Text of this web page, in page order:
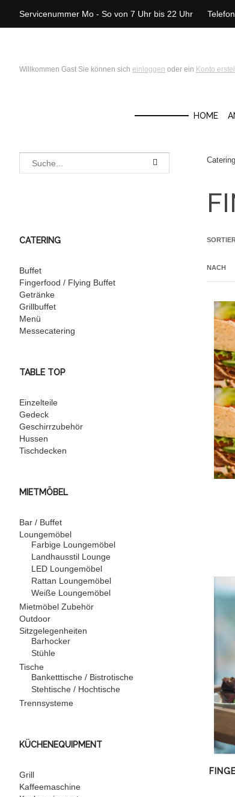
Servicenummer Mo - So von 7 Uhr bis 22 Uhr
Willkommen Gast Sie können sich einloggen oder ein Konto
HOME
Catering
NACH
CATERING
Buffet
Fingerfood / Flying Buffet
Getränke
Grillbuffet
Menü
Messecatering
TABLE TOP
Einzelteile
Gedeck
Geschirrzubehör
Hussen
Tischdecken
MIETMÖBEL
Bar / Buffet
Loungemöbel
Farbige Loungemöbel
Landhausstil Lounge
LED Loungemöbel
Rattan Loungemöbel
Weiße Loungemöbel
Mietmöbel Zubehör
Outdoor
Sitzgelegenheiten
Barhocker
Stühle
Tische
Banketttische / Bistrotische
Stehtische / Hochtische
Trennsysteme
KÜCHENEQUIPMENT
Grill
Kaffeemaschine